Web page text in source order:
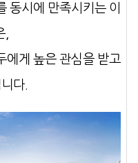
동시에 만족시키는 이
,
에게 높은 관심을 받고
다.